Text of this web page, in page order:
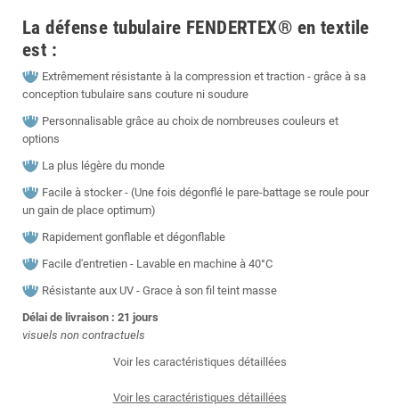
La défense tubulaire FENDERTEX® en textile
est :
Extrêmement résistante à la compression et traction - grâce à sa
conception tubulaire sans couture ni soudure
Personnalisable grâce au choix de nombreuses couleurs et
options
La plus légère du monde
Facile à stocker - (Une fois dégonflé le pare-battage se roule pour
un gain de place optimum)
Rapidement gonflable et dégonflable
Facile d'entretien - Lavable en machine à 40°C
Résistante aux UV - Grace à son fil teint masse
Délai de livraison : 21 jours
visuels non contractuels
Voir les caractéristiques détaillées
Voir les caractéristiques détaillées